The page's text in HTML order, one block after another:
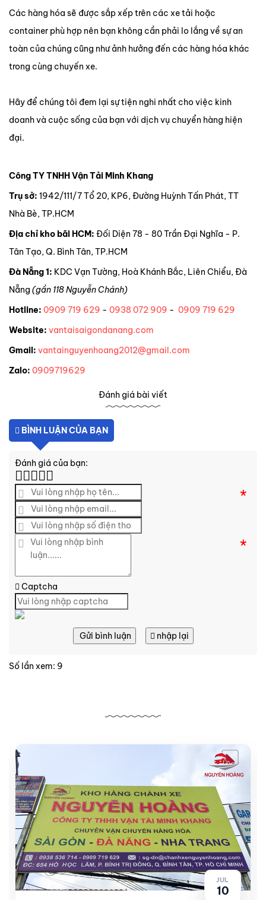
Các hàng hóa sẽ được sắp xếp trên các xe tải hoặc
container phù hợp nên bạn không cần phải lo lắng về sự an
toàn của chúng cũng như ảnh hưởng đến các hàng hóa khác
trong cùng chuyến xe.
Hãy để chúng tôi đem lại sự tiện nghi nhất cho việc kinh
doanh và cuộc sống của bạn với dịch vụ chuyển hàng hiện
đại.
Công TY TNHH Vận Tải Minh Khang
Trụ sở: 1942/111/7 Tổ 20, KP6, Đường Huỳnh Tấn Phát, TT
Nhà Bè, TP.HCM
Địa chỉ kho bãi HCM: Đối Diện 78 - 80 Trần Đại Nghĩa - P.
Tân Tạo, Q. Bình Tân, TP.HCM
Đà Nẵng 1: KDC Vạn Tường, Hoà Khánh Bắc, Liên Chiểu, Đà
Nẵng (gần 118 Nguyễn Chánh)
Hotline: 0909 719 629 - 0938 072 909 - 0909 719 629
Website: vantaisaigondanang.com
Gmail: vantainguyenhoang2012@gmail.com
Zalo: 0909719629
Đánh giá bài viết
BÌNH LUẬN CỦA BẠN
Đánh giá của bạn:
*
*
Captcha
Gửi bình luận nhập lại
Số lần xem: 9
JUL
10